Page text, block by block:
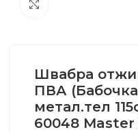
Швабра
ПВА
метал.тел
60048 Master